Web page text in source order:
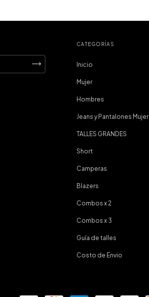
CATEGORÍAS
Inicio
Mujer
Hombres
Jeans y Pantalones Mujer
TALLES GRANDES
Short
Camperas
Blazers
Combos x 2
Combos x 3
Guía de talles
Costo de Envio